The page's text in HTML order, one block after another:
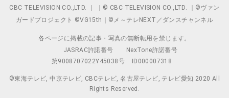
CBC TELEVISION CO.,LTD. ｜ ｜© CBC TELEVISION CO.,LTD. ｜©ヴァン
ガードプロジェクト ©VG15th｜©メ～テレNEXT／ダンスチャンネル
各ページに掲載の記事・写真の無断転用を禁じます。
JASRAC許諾番号
NexTone許諾番号
第9008707022Y45038号
ID000007318
©東海テレビ, 中京テレビ, CBCテレビ, 名古屋テレビ, テレビ愛知 2020 All
Rights Reserved.